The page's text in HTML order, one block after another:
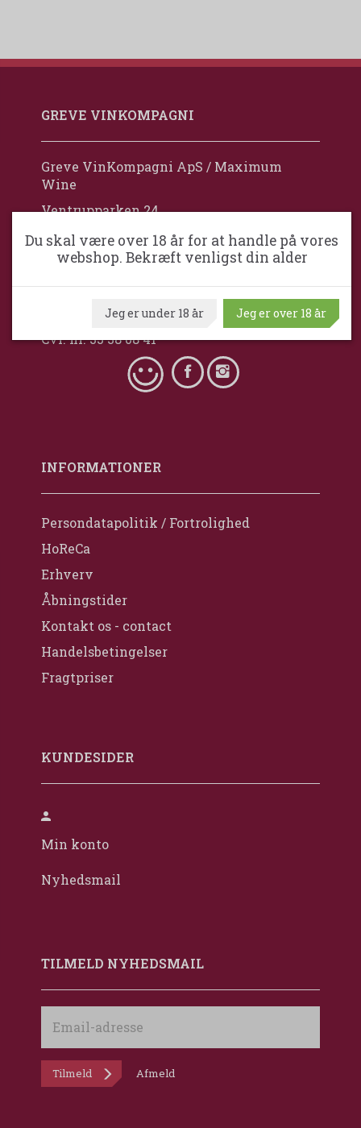
GREVE VINKOMPAGNI
Greve VinKompagni ApS / Maximum
Wine
Ventrupparken 24
DK-2670 Greve
Danmark
+45 24 92 77 88
mail@grevevinkompagni.dk
Cvr. nr. 35 38 08 41
INFORMATIONER
Persondatapolitik / Fortrolighed
HoReCa
Erhverv
Åbningstider
Kontakt os - contact
Handelsbetingelser
Fragtpriser
KUNDESIDER
Min konto
Nyhedsmail
TILMELD NYHEDSMAIL
adresse
Tilmeld Afmeld
Du skal være over 18 år for at handle på vores
webshop. Bekræft venligst din alder
Jeg er under 18 år Jeg er over 18 år